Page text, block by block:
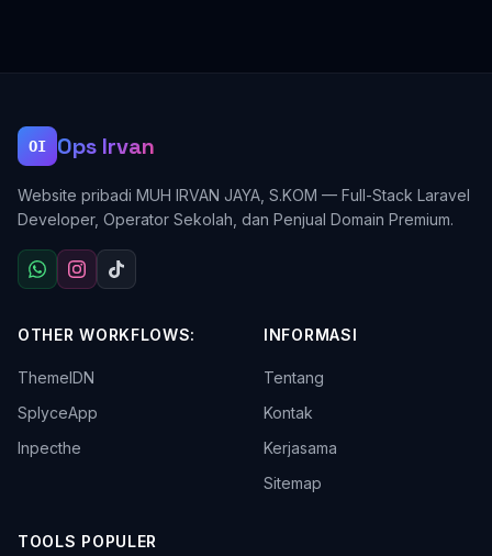
OI Ops Irvan
Website pribadi MUH IRVAN JAYA, S.KOM — Full-Stack Laravel
Developer, Operator Sekolah, dan Penjual Domain Premium.
OTHER WORKFLOWS:
ThemeIDN
SplyceApp
Inpecthe
INFORMASI
Tentang
Kontak
Kerjasama
Sitemap
TOOLS POPULER